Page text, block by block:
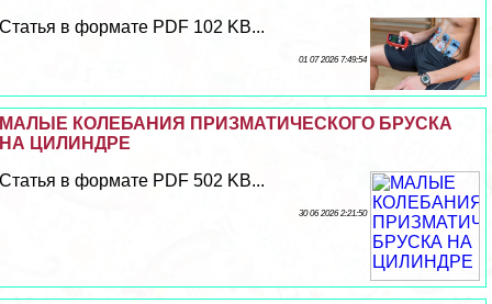
Статья в формате PDF 102 KB...
01 07 2026 7:49:54
МАЛЫЕ КОЛЕБАНИЯ ПРИЗМАТИЧЕСКОГО БРУСКА
НА ЦИЛИНДРЕ
Статья в формате PDF 502 KB...
30 06 2026 2:21:50